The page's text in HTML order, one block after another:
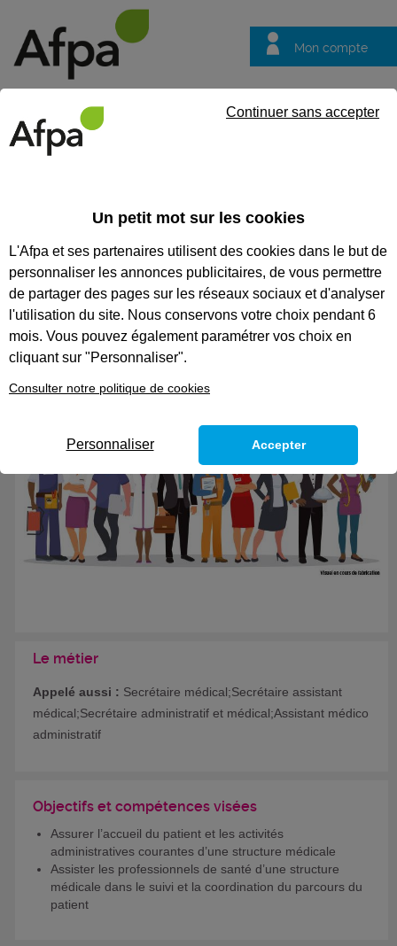
Mon compte
questions
CODES
SECRÉTAIRE ASSISTANT
MÉDICO-ADMINISTRATIF -
CONTRAT EN ALTERNANCE
Le métier
Appelé aussi : Secrétaire médical;Secrétaire assistant
médical;Secrétaire administratif et médical;Assistant médico
administratif
Objectifs et compétences visées
Assurer l’accueil du patient et les activités
administratives courantes d’une structure médicale
Assister les professionnels de santé d’une structure
médicale dans le suivi et la coordination du parcours du
patient
Un petit mot sur les cookies
L'Afpa et ses partenaires utilisent des cookies dans le but de
personnaliser les annonces publicitaires, de vous permettre
de partager des pages sur les réseaux sociaux et d'analyser
l'utilisation du site. Nous conservons votre choix pendant 6
mois. Vous pouvez également paramétrer vos choix en
cliquant sur "Personnaliser".
Consulter notre politique de cookies
Continuer sans accepter
Personnaliser Accepter